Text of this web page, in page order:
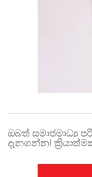
ඔබත් සමාජමාධ්‍ය
දැනගන්න!